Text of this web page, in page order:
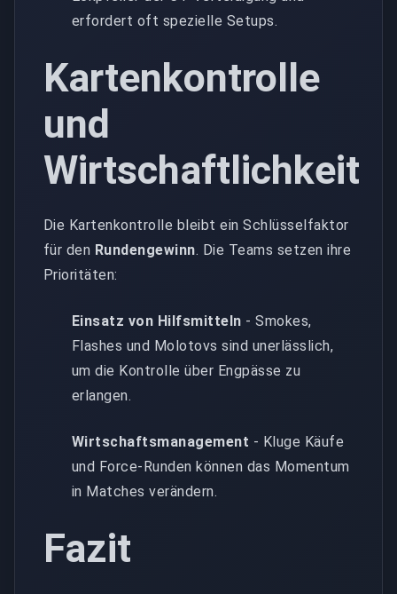
erfordert oft spezielle Setups.
Kartenkontrolle
und
Wirtschaftlichkeit
Die Kartenkontrolle bleibt ein Schlüsselfaktor
für den Rundengewinn. Die Teams setzen ihre
Prioritäten:
Einsatz von Hilfsmitteln - Smokes,
Flashes und Molotovs sind unerlässlich,
um die Kontrolle über Engpässe zu
erlangen.
Wirtschaftsmanagement - Kluge Käufe
und Force-Runden können das Momentum
in Matches verändern.
Fazit